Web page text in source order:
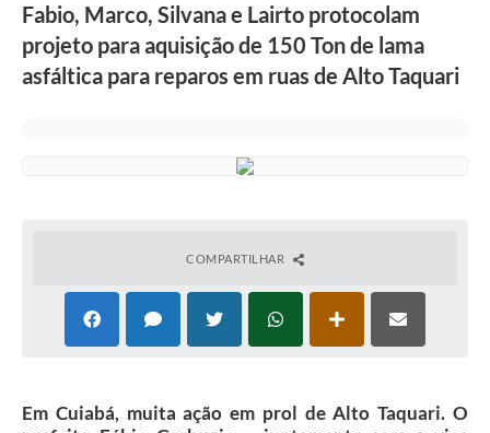
Fabio, Marco, Silvana e Lairto protocolam
projeto para aquisição de 150 Ton de lama
asfáltica para reparos em ruas de Alto Taquari
COMPARTILHAR
Em Cuiabá, muita ação em prol de Alto Taquari. O